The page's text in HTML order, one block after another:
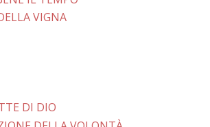
VIGNA
DI DIO